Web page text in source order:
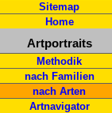
Sitemap
Home
Artportraits
Methodik
nach Familien
nach Arten
Artnavigator